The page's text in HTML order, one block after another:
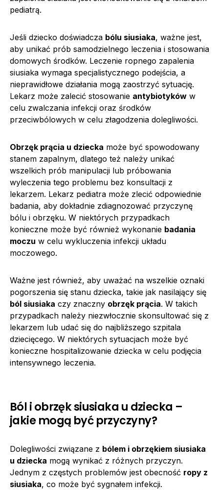
pediatrą.
Jeśli dziecko doświadcza bólu siusiaka, ważne jest,
aby unikać prób samodzielnego leczenia i stosowania
domowych środków. Leczenie ropnego zapalenia
siusiaka wymaga specjalistycznego podejścia, a
nieprawidłowe działania mogą zaostrzyć sytuację.
Lekarz może zalecić stosowanie antybiotyków w
celu zwalczania infekcji oraz środków
przeciwbólowych w celu złagodzenia dolegliwości.
Obrzęk prącia u dziecka może być spowodowany
stanem zapalnym, dlatego też należy unikać
wszelkich prób manipulacji lub próbowania
wyleczenia tego problemu bez konsultacji z
lekarzem. Lekarz pediatra może zlecić odpowiednie
badania, aby dokładnie zdiagnozować przyczynę
bólu i obrzęku. W niektórych przypadkach
konieczne może być również wykonanie badania
moczu w celu wykluczenia infekcji układu
moczowego.
Ważne jest również, aby uważać na wszelkie oznaki
pogorszenia się stanu dziecka, takie jak nasilający się
ból siusiaka czy znaczny obrzęk prącia. W takich
przypadkach należy niezwłocznie skonsultować się z
lekarzem lub udać się do najbliższego szpitala
dziecięcego. W niektórych sytuacjach może być
konieczne hospitalizowanie dziecka w celu podjęcia
intensywnego leczenia.
Ból i obrzęk siusiaka u dziecka –
jakie mogą być przyczyny?
Dolegliwości związane z bólem i obrzękiem siusiaka
u dziecka mogą wynikać z różnych przyczyn.
Jednym z częstych problemów jest obecność ropy z
siusiaka, co może być sygnałem infekcji.